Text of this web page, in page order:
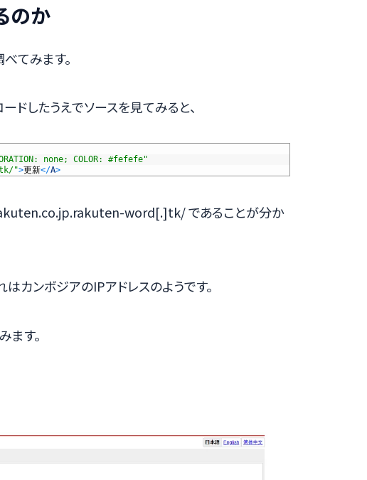
のか
てみます。
ドしたうえでソースを見てみると、
none; COLOR: #fefefe"
">更新</A>
word[.]tk/ であることが分か
カンボジアのIPアドレスのようです。
ます。